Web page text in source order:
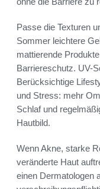
Passe die Texturen
Sommer leichtere
mattierende
Barriereschutz. UV-
Berücksichtige
und Stress: mehr
Schlaf und
Hautbild.
Wenn Akne, starke
veränderte Haut
einen Dermatologen